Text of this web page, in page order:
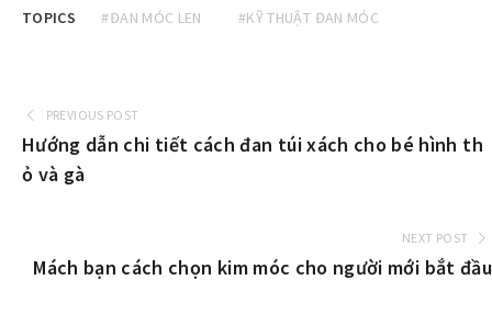
TOPICS #ĐAN MÓC LEN #KỸ THUẬT ĐAN MÓC
PREVIOUS POST
Hướng dẫn chi tiết cách đan túi xách cho bé hình th
ỏ và gà
NEXT POST
Mách bạn cách chọn kim móc cho người mới bắt đầu